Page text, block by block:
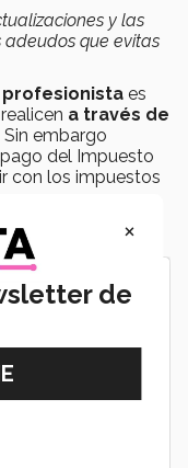
y las
adeudos que evitas
profesionista es
a través de
embargo
del Impuesto
con los impuestos
×
de